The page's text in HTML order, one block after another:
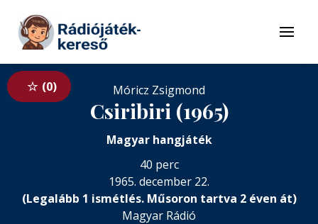
Tovább a tartalomhoz
Menü
0 Móricz Zsigmond
Csiribiri (1965)
Magyar hangjáték
40 perc
1965. december 22.
(Legalább 1 ismétlés. Műsoron tartva 2 éven át)
Magyar Rádió